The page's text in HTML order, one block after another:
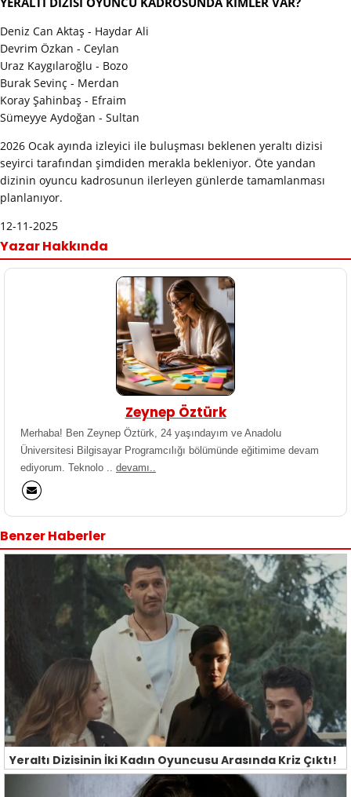
Deniz Can Aktaş - Haydar Ali
Devrim Özkan - Ceylan
Uraz Kaygılaroğlu - Bozo
Burak Sevinç - Merdan
Koray Şahinbaş - Efraim
Sümeyye Aydoğan - Sultan
2026 Ocak ayında izleyici ile buluşması beklenen yeraltı dizisi
seyirci tarafından şimdiden merakla bekleniyor. Öte yandan
dizinin oyuncu kadrosunun ilerleyen günlerde tamamlanması
planlanıyor.
12-11-2025
Yazar Hakkında
Zeynep Öztürk
Merhaba! Ben Zeynep Öztürk, 24 yaşındayım ve Anadolu
Üniversitesi Bilgisayar Programcılığı bölümünde eğitimime devam
ediyorum. Teknolo .. devamı..
Benzer Haberler
Yeraltı Dizisinin İki Kadın Oyuncusu Arasında Kriz Çıktı!